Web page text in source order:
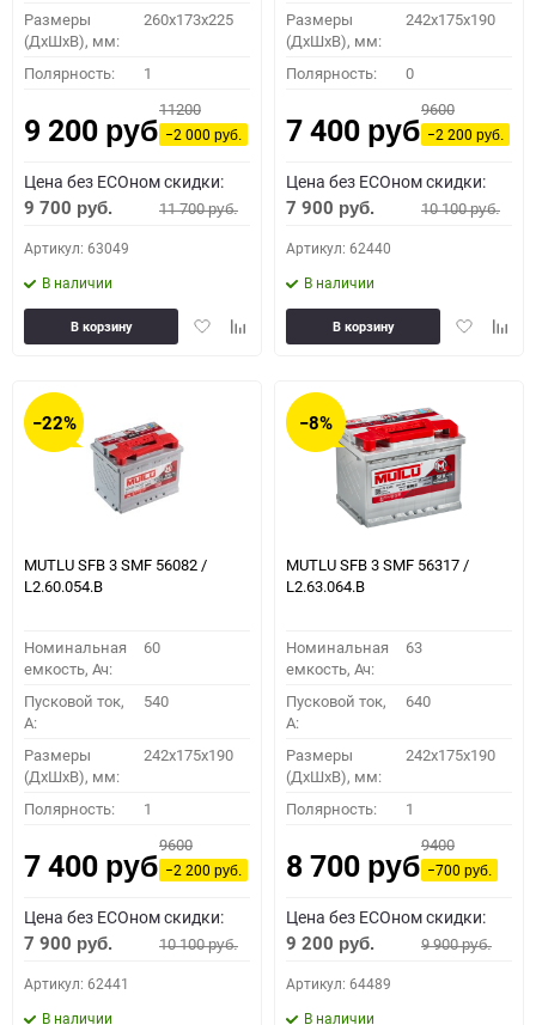
Размеры
(ДхШхВ), мм:
260x173x225
Полярность: 1
9 200 руб.
11200
−2 000руб.
Цена без ECOном скидки:
9 700 руб. 11 700руб.
Артикул: 63049
В наличии
ДобавитьДобавить
В корзину
Размеры
(ДхШхВ), мм:
242x175x190
Полярность: 0
7 400 руб.
9600
−2 200руб.
Цена без ECOном скидки:
7 900 руб. 10 100руб.
Артикул: 62440
В наличии
Добавить
В корзину
−22%
MUTLU SFB 3 SMF 56082 /
L2.60.054.B
Номинальная
емкость, Ач:
60
Пусковой ток,
A:
540
Размеры
(ДхШхВ), мм:
242x175x190
Полярность: 1
7 400 руб.
9600
−2 200руб.
Цена без ECOном скидки:
7 900 руб. 10 100руб.
Артикул: 62441
В наличии
−8%
MUTLU SFB 3 SMF 56317 /
L2.63.064.B
Номинальная
емкость, Ач:
63
Пусковой ток,
A:
640
Размеры
(ДхШхВ), мм:
242x175x190
Полярность: 1
8 700 руб.
9400
−700руб.
Цена без ECOном скидки:
9 200 руб. 9 900руб.
Артикул: 64489
В наличии